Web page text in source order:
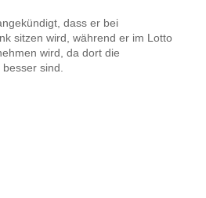
dass er bei
sitzen wird, während er im Lotto
wird, da dort die
sind.